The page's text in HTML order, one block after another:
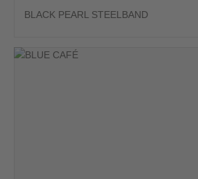
BLACK PEARL STEELBAND